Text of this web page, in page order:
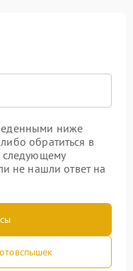
ниже
обратиться в
следующему
не нашли ответ на